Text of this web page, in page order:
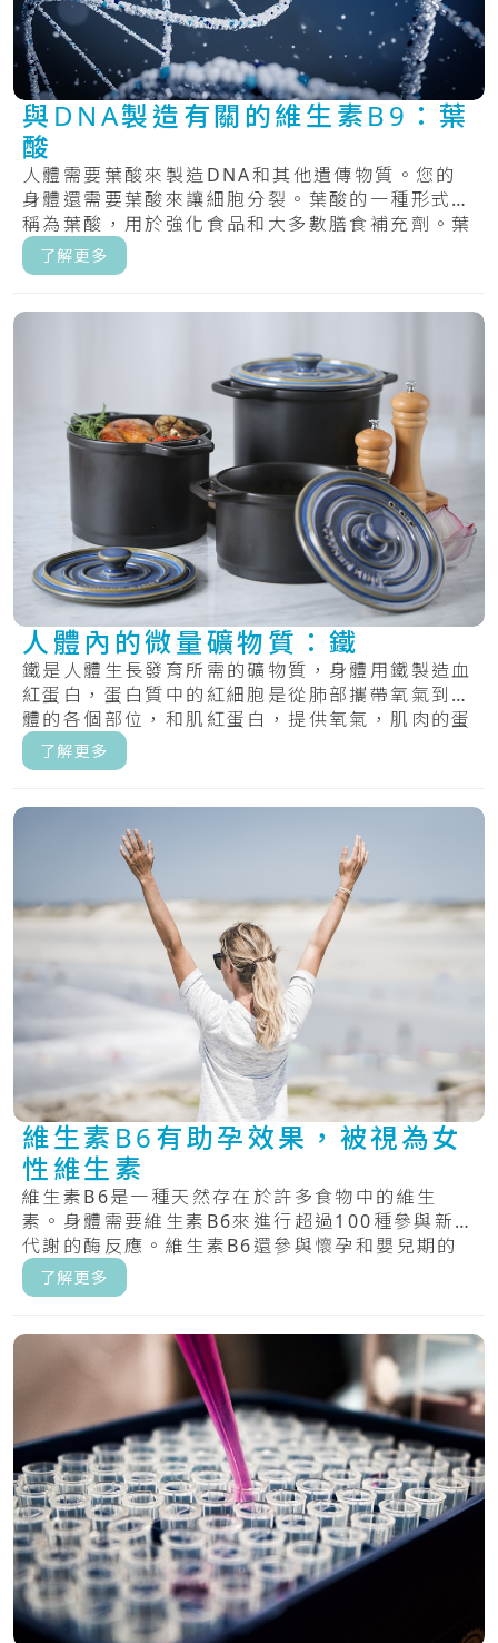
與DNA製造有關的維生素B9：葉
酸
人體需要葉酸來製造DNA和其他遺傳物質。您的
身體還需要葉酸來讓細胞分裂。葉酸的一種形式，
稱為葉酸，用於強化食品和大多數膳食補充劑。葉
酸，.....
了解更多
人體內的微量礦物質：鐵
鐵是人體生長發育所需的礦物質，身體用鐵製造血
紅蛋白，蛋白質中的紅細胞是從肺部攜帶氧氣到身
體的各個部位，和肌紅蛋白，提供氧氣，肌肉的蛋
白質.....
了解更多
維生素B6有助孕效果，被視為女
性維生素
維生素B6是一種天然存在於許多食物中的維生
素。身體需要維生素B6來進行超過100種參與新陳
代謝的酶反應。維生素B6還參與懷孕和嬰兒期的
大.....
了解更多